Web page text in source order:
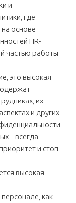
и
где
основе
HR-
частью работы
это высокая
их
и других
– всегда
и стоп
высокая
как